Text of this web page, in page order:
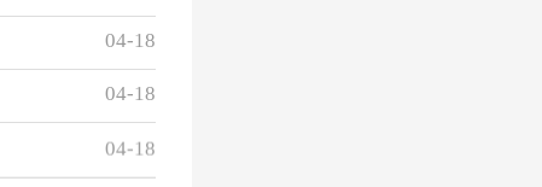
04-18
04-18
04-18